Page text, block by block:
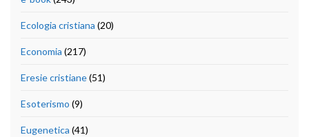
Ecologia cristiana (20)
Economia (217)
Eresie cristiane(51)
Esoterismo (9)
Eugenetica (41)